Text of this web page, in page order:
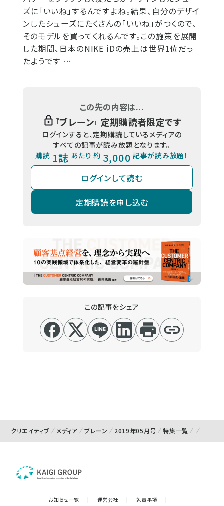
ズに「いいね」するんですよね。結果、自分のデザイ
ンしたシューズにたくさんの「いいね」がつくので、
そのモデルを買ってくれるんです。この施策を展開
した期間、日本のNIKE iDの売上は世界1位だっ
たようです …
この先の内容は...
『ブレーン』 定期購読者限定です
ログインすると、定期購読しているメディアの
すべての記事が読み放題となります。
購読 1誌 あたり 約 3,000 記事が読み放題！
ログインして読む
定期購読を申し込む
この記事をシェア
クリエイティブ メディア ブレーン 2019年05月号 特集一覧
お知らせ一覧 | 運営会社 | 免責事項
|